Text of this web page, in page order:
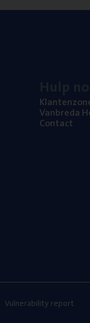
Van­b­re­da
Con­tact
Vulnerability report